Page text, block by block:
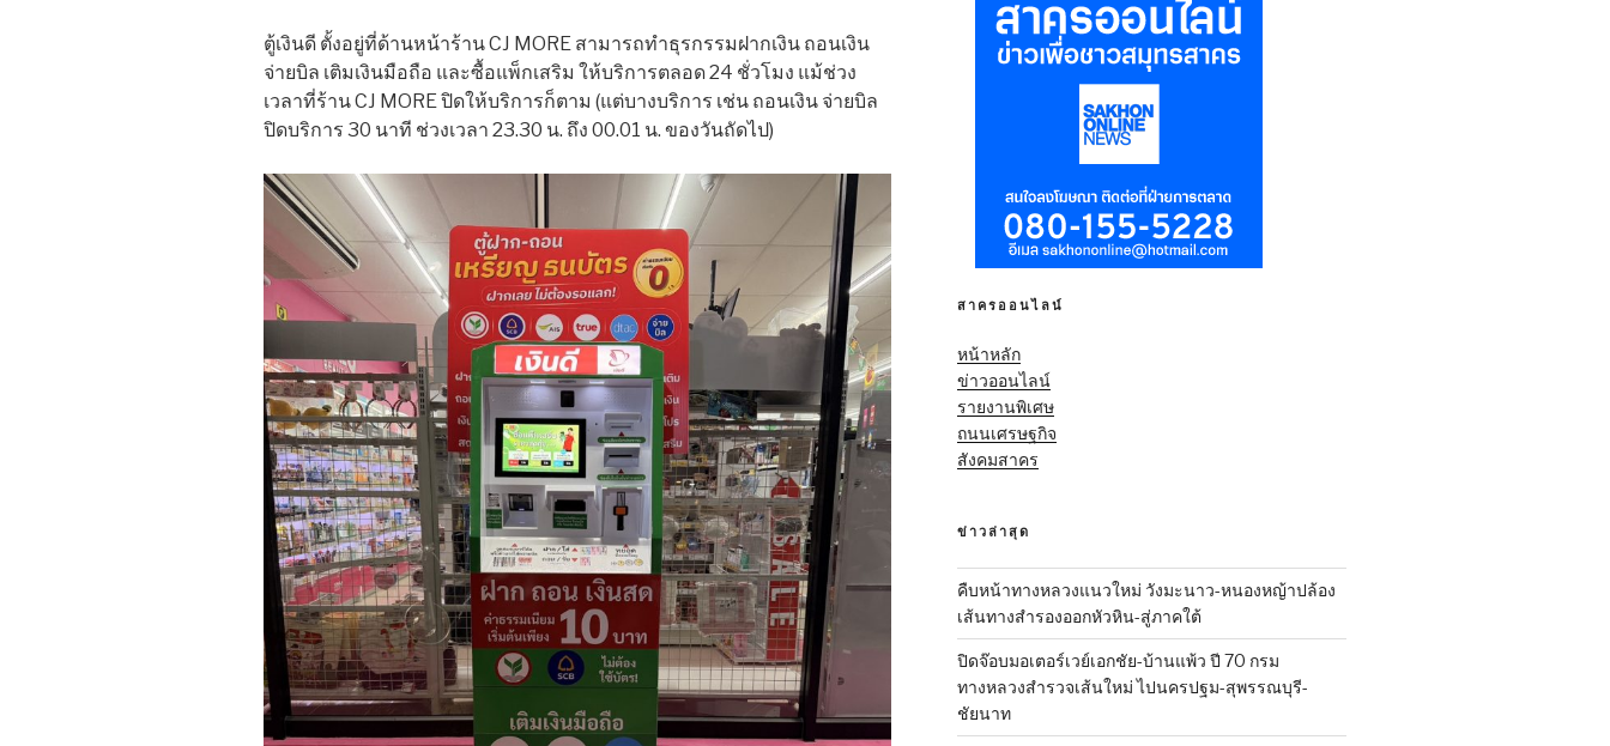
ตู้เงินดี ตั้งอยู่ที่ด้านหน้าร้าน CJ MORE สามารถทำธุรกรรมฝากเงิน ถอนเงิน
จ่ายบิล เติมเงินมือถือ และซื้อแพ็กเสริม ให้บริการตลอด 24 ชั่วโมง แม้ช่วง
เวลาที่ร้าน CJ MORE ปิดให้บริการก็ตาม (แต่บางบริการ เช่น ถอนเงิน จ่ายบิล
ปิดบริการ 30 นาที ช่วงเวลา 23.30 น. ถึง 00.01 น. ของวันถัดไป)
สาครออนไลน์
หน้าหลัก
ข่าวออนไลน์
รายงานพิเศษ
ถนนเศรษฐกิจ
สังคมสาคร
ข่าวล่าสุด
คืบหน้าทางหลวงแนวใหม่ วังมะนาว-หนองหญ้าปล้อง
เส้นทางสำรองออกหัวหิน-สู่ภาคใต้
ปิดจ๊อบมอเตอร์เวย์เอกชัย-บ้านแพ้ว ปี 70 กรม
ทางหลวงสำรวจเส้นใหม่ ไปนครปฐม-สุพรรณบุรี-
ชัยนาท